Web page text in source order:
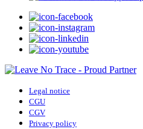
Legal notice
CGU
CGV
Privacy policy